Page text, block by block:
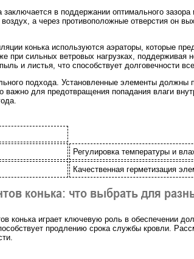
заключается в поддержании оптимального
а через противоположные отверстия он
конька используются аэраторы, которые
при сильных ветровых нагрузках,
и листья, что способствует долговечности
подхода. Установленные элементы
важно для предотвращения попадания влаги
Регулировка температуры и
Качественная герметизация
конька: что выбрать для
конька играет ключевую роль в обеспечении
продлению срока службы кровли.